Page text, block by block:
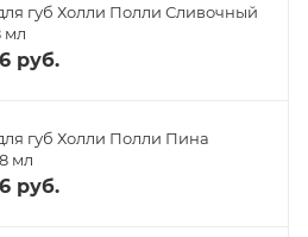
губ Холли Полли Сливочный
мл
руб.
губ Холли Полли Пина
мл
руб.